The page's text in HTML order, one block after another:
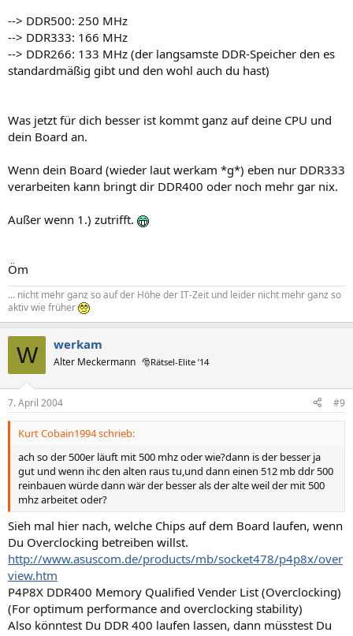
--> DDR500: 250 MHz
--> DDR333: 166 MHz
--> DDR266: 133 MHz (der langsamste DDR-Speicher den es
standardmäßig gibt und den wohl auch du hast)
Was jetzt für dich besser ist kommt ganz auf deine CPU und
dein Board an.
Wenn dein Board (wieder laut werkam *g*) eben nur DDR333
verarbeiten kann bringt dir DDR400 oder noch mehr gar nix.
Außer wenn 1.) zutrifft.
Öm
... nicht mehr ganz so auf der Höhe der IT-Zeit und leider nicht mehr ganz so
aktiv wie früher
W werkam
Alter Meckermann 🎅Rätsel-Elite ’14
7. April 2004 #9
Kurt Cobain1994 schrieb:
ach so der 500er läuft mit 500 mhz oder wie?dann is der besser ja
gut und wenn ihc den alten raus tu,und dann einen 512 mb ddr 500
reinbauen würde dann wär der besser als der alte weil der mit 500
mhz arbeitet oder?
Sieh mal hier nach, welche Chips auf dem Board laufen, wenn
Du Overclocking betreiben willst.
http://www.asuscom.de/products/mb/socket478/p4p8x/over
view.htm
P4P8X DDR400 Memory Qualified Vender List (Overclocking)
(For optimum performance and overclocking stability)
Also könntest Du DDR 400 laufen lassen, dann müsstest Du